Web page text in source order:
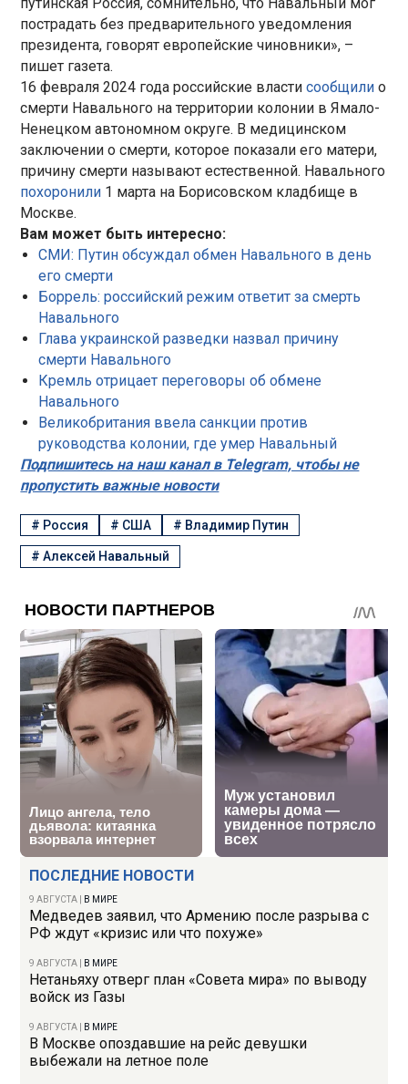
ПОСЛЕДНИЕ НОВОСТИ
9 АВГУСТА В МИРЕ
Медведев заявил, что Армению после разрыва с
РФ ждут «кризис или что похуже»
9 АВГУСТА В МИРЕ
Нетаньяху отверг план «Совета мира» по выводу
войск из Газы
9 АВГУСТА В МИРЕ
В Москве опоздавшие на рейс девушки
выбежали на летное поле
пострадать без предварительного уведомления
президента, говорят европейские чиновники», –
пишет газета.
16 февраля 2024 года российские властисообщилио
смерти Навального на территории колонии в Ямало-
Ненецком автономном округе. В медицинском
заключении о смерти, которое показали его матери,
причину смерти называют естественной. Навального
похоронили 1 марта на Борисовском кладбище в
Москве.
Вам может быть интересно:
СМИ: Путин обсуждал обмен Навального в день
его смерти
Боррель: российский режим ответит за смерть
Навального
Глава украинской разведки назвал причину
смерти Навального
Кремль отрицает переговоры об обмене
Навального
Великобритания ввела санкции против
руководства колонии, где умер Навальный
Подпишитесь на наш канал в Telegram, чтобы не
пропустить важные новости
# Россия # США # Владимир Путин
#Алексей Навальный